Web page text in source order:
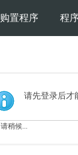
购置程序 程
请先登录后才
请稍候...